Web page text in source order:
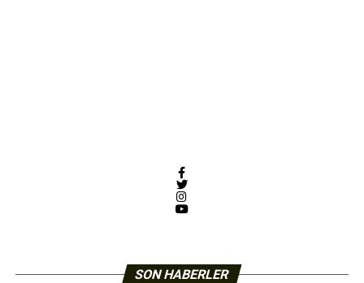
Facebook
Twitter
Instagram
YouTube
SON HABERLER